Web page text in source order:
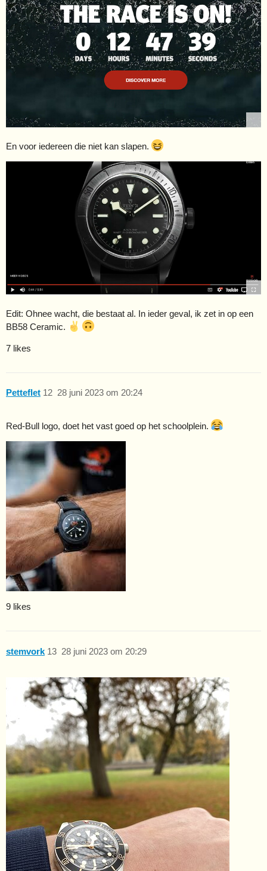
En voor iedereen die niet kan slapen.
Edit: Ohnee wacht, die bestaat al. In ieder geval, ik zet in op een
BB58 Ceramic.
7 likes
Petteflet 28 juni 2023 om 20:24
12
Red-Bull logo, doet het vast goed op het schoolplein.
9 likes
stemvork 28 juni 2023 om 20:29
13